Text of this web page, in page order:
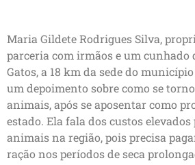
Maria Gildete Rodrigues Silva,
parceria com irmãos e um cunhado
Gatos, a 18 km da sede do
um depoimento sobre como se
animais, após se aposentar como
estado. Ela fala dos custos
animais na região, pois precisa
ração nos períodos de seca